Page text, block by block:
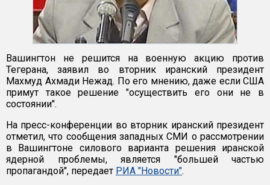
Вашингтон не решится на военную акцию против
Тегерана, заявил во вторник иранский президент
Махмуд Ахмади Нежад. По его мнению, даже если США
примут такое решение "осуществить его они не в
состоянии".
На пресс-конференции во вторник иранский президент
отметил, что сообщения западных СМИ о рассмотрении
в Вашингтоне силового варианта решения иранской
ядерной проблемы, является "большей частью
пропагандой", передает РИА "Новости".